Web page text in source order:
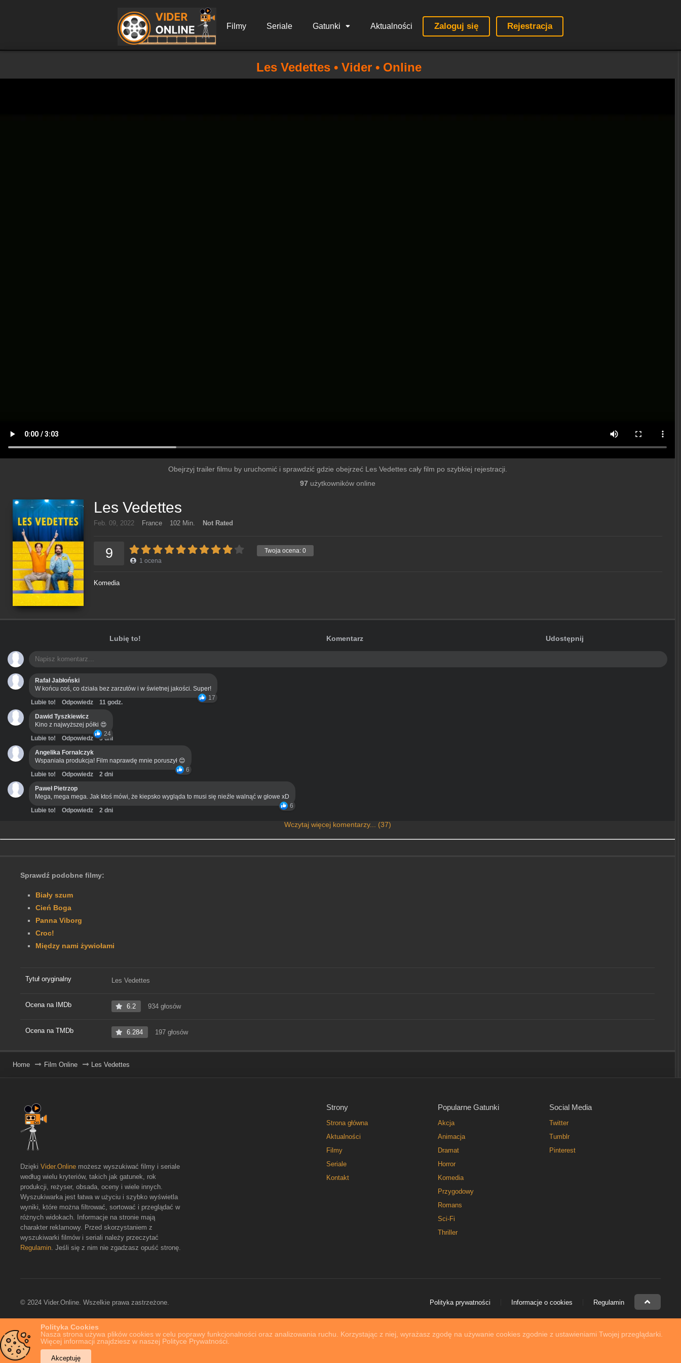
Filmy Seriale Gatunki Aktualności Zaloguj się Rejestracja
Polityka Cookies
Nasza strona używa plików cookies w celu poprawy funkcjonalności oraz analizowania ruchu. Korzystając z niej, wyrażasz zgodę na używanie cookies zgodnie z ustawieniami Twojej przeglądarki.
Więcej informacji znajdziesz w naszej Polityce Prywatności.
Akceptuję
Les Vedettes • Vider • Online
Obejrzyj trailer filmu by uruchomić i sprawdzić gdzie obejrzeć Les Vedettes cały film po szybkiej rejestracji.
97 użytkowników online
Les Vedettes
Feb. 09, 2022 France 102 Min. Not Rated
Twoja ocena: 0
9 1 ocena
Komedia
Lubię to! Komentarz Udostępnij
Rafał Jabłoński
W końcu coś, co działa bez zarzutów i w świetnej jakości. Super!
17
Lubie to! Odpowiedz
11 godz.
Dawid Tyszkiewicz
Kino z najwyższej półki 😍
24
Lubie to! Odpowiedz
3 dni
Angelika Fornalczyk
Wspaniała produkcja! Film naprawdę mnie poruszył 😊
6
Lubie to! Odpowiedz
2 dni
Paweł Pietrzop
Mega, mega mega. Jak ktoś mówi, że kiepsko wygląda to musi się nieźle walnąć w głowe xD
6
Lubie to! Odpowiedz 2 dni
Wczytaj więcej komentarzy... (37)
Sprawdź podobne filmy:
Biały szum
Cień Boga
Panna Viborg
Croc!
Między nami żywiołami
Tytuł oryginalny Les Vedettes
Ocena na IMDb 6.2 934 głosów
Ocena na TMDb 6.284 197 głosów
Home Film Online Les Vedettes
Strony
Strona główna
Aktualności
Filmy
Seriale
Kontakt
Popularne Gatunki
Akcja
Animacja
Dramat
Horror
Komedia
Przygodowy
Romans
Sci-Fi
Thriller
Social Media
Twitter
Tumblr
Pinterest
Dzięki Vider.Online możesz wyszukiwać filmy i seriale
według wielu kryteriów, takich jak gatunek, rok
produkcji, reżyser, obsada, oceny i wiele innych.
Wyszukiwarka jest łatwa w użyciu i szybko wyświetla
wyniki, które można filtrować, sortować i przeglądać w
różnych widokach. Informacje na stronie mają
charakter reklamowy. Przed skorzystaniem z
wyszukiwarki filmów i seriali należy przeczytać
Regulamin. Jeśli się z nim nie zgadzasz opuść stronę.
© 2024 Vider.Online. Wszelkie prawa zastrzeżone. Polityka prywatności Informacje o cookies Regulamin